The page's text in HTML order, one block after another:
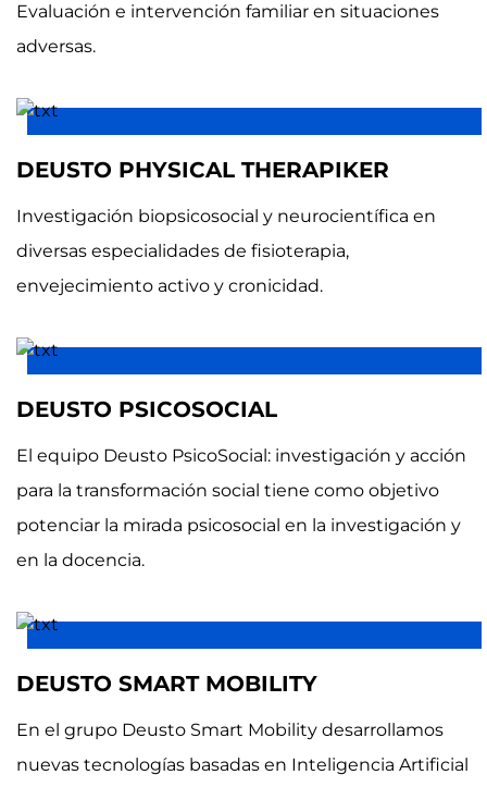
Evaluación e intervención familiar en situaciones
adversas.
DEUSTO PHYSICAL THERAPIKER
Investigación biopsicosocial y neurocientífica en
diversas especialidades de fisioterapia,
envejecimiento activo y cronicidad.
DEUSTO PSICOSOCIAL
El equipo Deusto PsicoSocial: investigación y acción
para la transformación social tiene como objetivo
potenciar la mirada psicosocial en la investigación y
en la docencia.
DEUSTO SMART MOBILITY
En el grupo Deusto Smart Mobility desarrollamos
nuevas tecnologías basadas en Inteligencia Artificial